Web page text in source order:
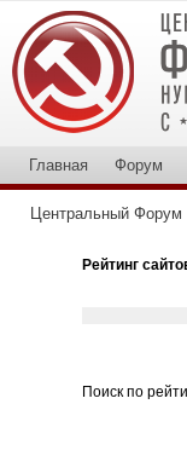
Главная Форум
Центральный
Рейтинг
Поиск по